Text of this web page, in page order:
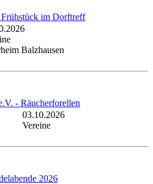
Frühstück im Dorftreff
Balzhausen
- Räucherforellen
03.10.2026
Vereine
2026